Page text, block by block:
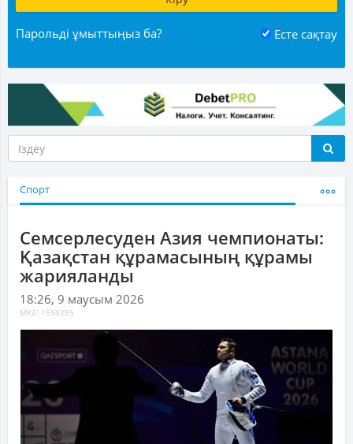
Парольді ұмыттыңыз ба? Есте сақтау
Спорт
Семсерлесуден Азия чемпионаты:
Қазақстан құрамасының құрамы
жарияланды
18:26, 9 маусым 2026
MKZ: 1550285